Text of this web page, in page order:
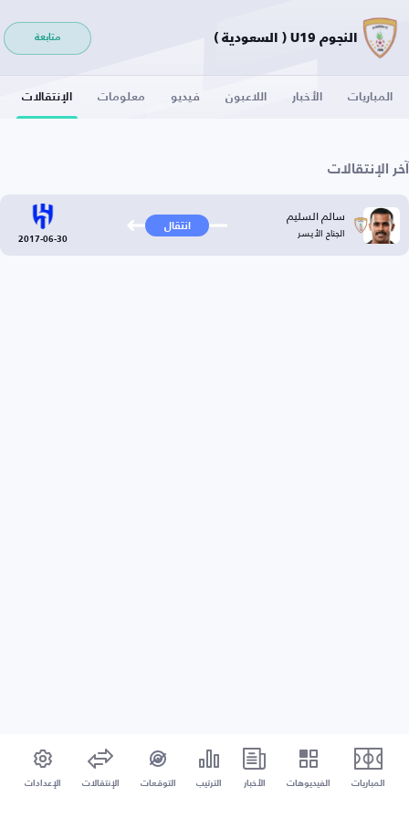
النجوم U19 ( السعودية ) متابعة
المباريات الأخبار اللاعبون فيديو معلومات الإنتقالات
آخر الإنتقالات
سالم السليم
الجناح الأيسر انتقال
2017-06-30
المباريات الفيديوهات الأخبار الترتيب التوقعات الإنتقالات الإعدادات